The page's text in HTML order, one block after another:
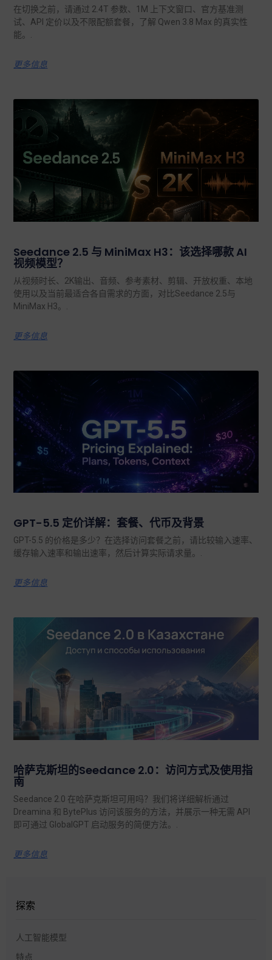
在切换之前，请通过 2.4T 参数、1M 上下文窗口、官方基准测
试、API 定价以及不限配额套餐，了解 Qwen 3.8 Max 的真实性
能。.
更多信息
Seedance 2.5 与 MiniMax H3：该选择哪款 AI
视频模型？
从视频时长、2K输出、音频、参考素材、剪辑、开放权重、本地
使用以及当前最适合各自需求的方面，对比Seedance 2.5与
MiniMax H3。.
更多信息
GPT-5.5 定价详解：套餐、代币及背景
GPT-5.5 的价格是多少？在选择访问套餐之前，请比较输入速率、
缓存输入速率和输出速率，然后计算实际请求量。.
更多信息
哈萨克斯坦的Seedance 2.0：访问方式及使用指
南
Seedance 2.0 在哈萨克斯坦可用吗？我们将详细解析通过
Dreamina 和 BytePlus 访问该服务的方法，并展示一种无需 API
即可通过 GlobalGPT 启动服务的简便方法。.
更多信息
探索
人工智能模型
特点